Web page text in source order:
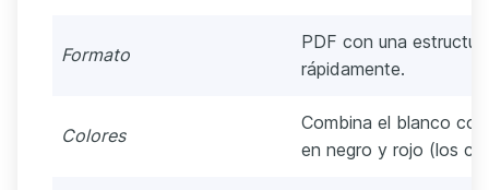
Formato
PDF con una
rápidamente.
Colores
Combina el blanco
en negro y rojo (los